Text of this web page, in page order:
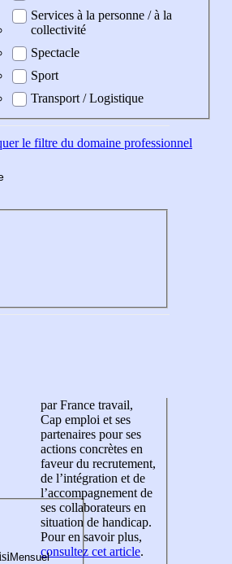
Services à la personne / à la
collectivité
Spectacle
Sport
Transport / Logistique
le filtre du domaine professionnel
par France travail,
Cap emploi et ses
partenaires pour ses
actions concrètes en
faveur du recrutement,
de l’intégration et de
l’accompagnement de
ses collaborateurs en
situation de handicap.
Pour en savoir plus,
consultez cet article.